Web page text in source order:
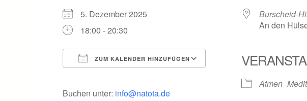
5. Dezember 2025
18:00 - 20:30
ZUM KALENDER HINZUFÜGEN
Google Kalender
Buchen unter: info@natota.de
Burscheid-
An den
Atmen